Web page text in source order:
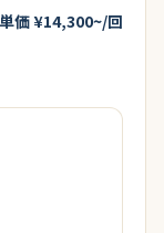
価 ¥14,300~/回